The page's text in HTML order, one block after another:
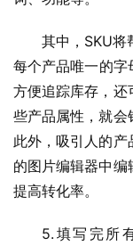
其中，SKU将
每个产品唯一的字
方便追踪库存，还
些产品属性，就会
此外，吸引人的
的图片编辑器中编
提高转化率。
5.填写完所